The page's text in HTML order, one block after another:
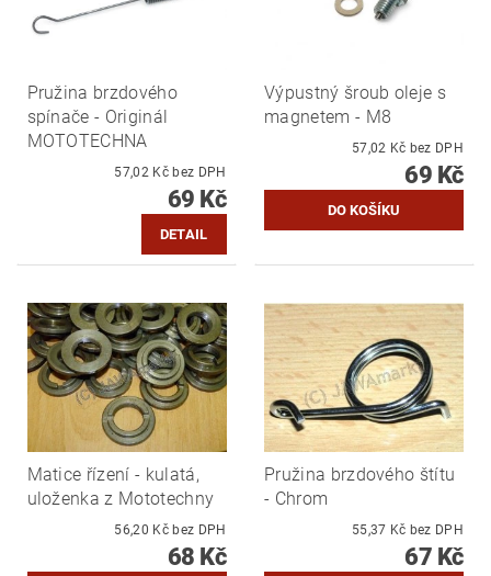
Pružina brzdového
spínače - Originál
MOTOTECHNA
57,02 Kč bez DPH
69 Kč
DETAIL
Výpustný šroub oleje s
magnetem - M8
57,02 Kč bez DPH
69 Kč
Matice řízení - kulatá,
uloženka z Mototechny
56,20 Kč bez DPH
68 Kč
Pružina brzdového štítu
- Chrom
55,37 Kč bez DPH
67 Kč